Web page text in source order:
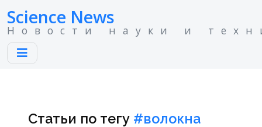
Science News
Новости науки и
Статьи по тегу #волокна